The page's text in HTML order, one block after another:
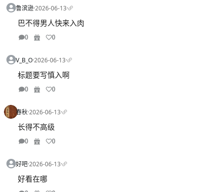
鲁滨逊·2026-06-13·
巴不得男人快来入肉
0 0
V_B_O·2026-06-13·
标题要写慎入啊
0 0
春秋·2026-06-13·
长得不高级
0 0
好吧·2026-06-13·
好看在哪